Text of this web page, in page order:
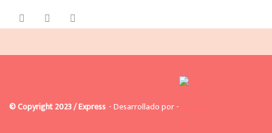
© Copyright 2023 / Express - Desarrollado por -